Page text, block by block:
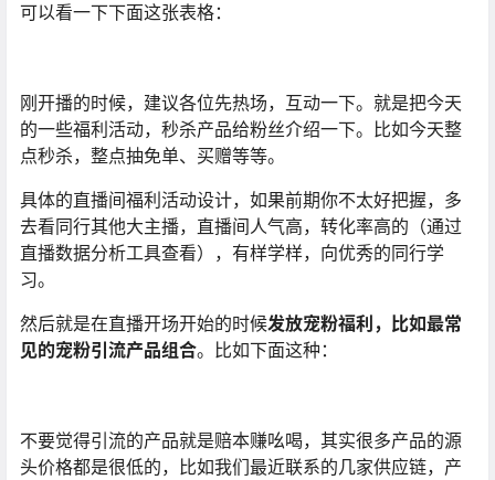
可以看一下下面这张表格：
刚开播的时候，建议各位先热场，互动一下。就是把今天
的一些福利活动，秒杀产品给粉丝介绍一下。比如今天整
点秒杀，整点抽免单、买赠等等。
具体的直播间福利活动设计，如果前期你不太好把握，多
去看同行其他大主播，直播间人气高，转化率高的（通过
直播数据分析工具查看），有样学样，向优秀的同行学
习。
然后就是在直播开场开始的时候发放宠粉福利，比如最常
见的宠粉引流产品组合。比如下面这种：
不要觉得引流的产品就是赔本赚吆喝，其实很多产品的源
头价格都是很低的，比如我们最近联系的几家供应链，产